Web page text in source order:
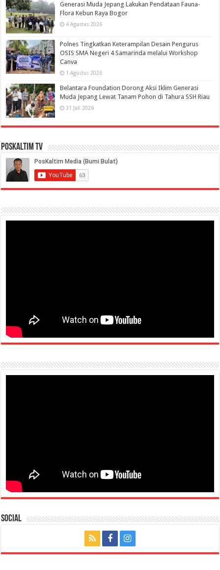
Generasi Muda Jepang Lakukan Pendataan Fauna-
Flora Kebun Raya Bogor
4 Agustus 2026
Polnes Tingkatkan Keterampilan Desain Pengurus
OSIS SMA Negeri 4 Samarinda melalui Workshop
Canva
1 Agustus 2026
Belantara Foundation Dorong Aksi Iklim Generasi
Muda Jepang Lewat Tanam Pohon di Tahura SSH Riau
31 Juli 2026
PosKaltim TV
Social